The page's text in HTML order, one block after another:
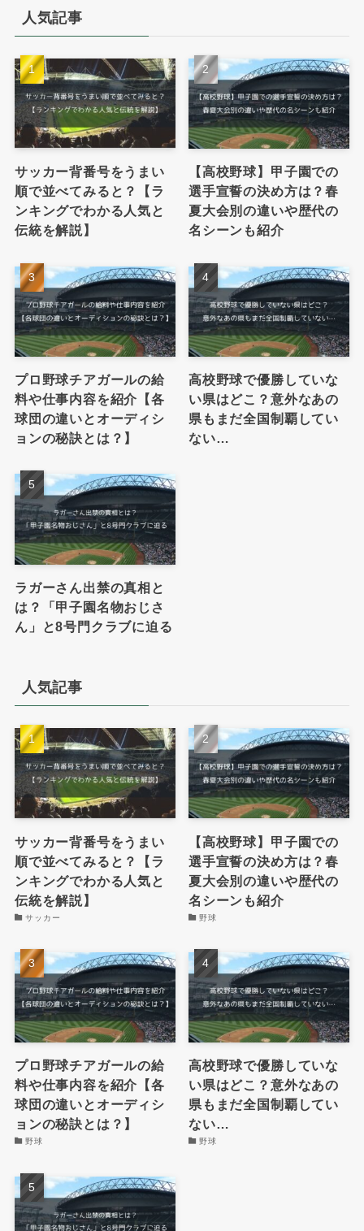
人気記事
サッカー背番号をうまい
順で並べてみると？【ラ
ンキングでわかる人気と
伝統を解説】
【高校野球】甲子園での
選手宣誓の決め方は？春
夏大会別の違いや歴代の
名シーンも紹介
プロ野球チアガールの給
料や仕事内容を紹介【各
球団の違いとオーディシ
ョンの秘訣とは？】
高校野球で優勝していな
い県はどこ？意外なあの
県もまだ全国制覇してい
ない…
ラガーさん出禁の真相と
は？「甲子園名物おじさ
ん」と8号門クラブに迫る
人気記事
サッカー背番号をうまい
順で並べてみると？【ラ
ンキングでわかる人気と
伝統を解説】
サッカー
【高校野球】甲子園での
選手宣誓の決め方は？春
夏大会別の違いや歴代の
名シーンも紹介
野球
プロ野球チアガールの給
料や仕事内容を紹介【各
球団の違いとオーディシ
ョンの秘訣とは？】
野球
高校野球で優勝していな
い県はどこ？意外なあの
県もまだ全国制覇してい
ない…
野球